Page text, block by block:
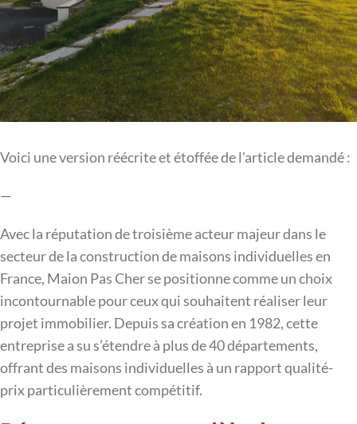
Voici une version réécrite et étoffée de l’article demandé :
—
Avec la réputation de troisième acteur majeur dans le
secteur de la construction de maisons individuelles en
France, Maion Pas Cher se positionne comme un choix
incontournable pour ceux qui souhaitent réaliser leur
projet immobilier. Depuis sa création en 1982, cette
entreprise a su s’étendre à plus de 40 départements,
offrant des maisons individuelles à un rapport qualité-
prix particulièrement compétitif.